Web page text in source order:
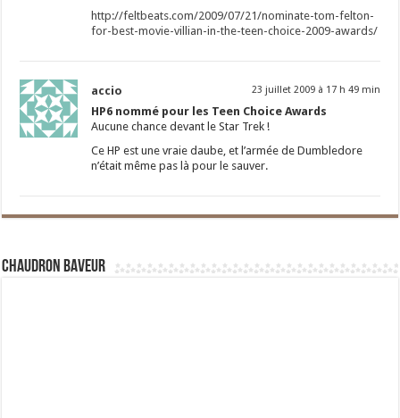
http://feltbeats.com/2009/07/21/nominate-tom-felton-
for-best-movie-villian-in-the-teen-choice-2009-awards/
accio 23 juillet 2009 à 17 h 49 min
HP6 nommé pour les Teen Choice Awards
Aucune chance devant le Star Trek !
Ce HP est une vraie daube, et l’armée de Dumbledore
n’était même pas là pour le sauver.
Chaudron Baveur